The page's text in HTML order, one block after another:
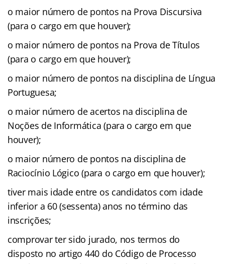
o maior número de pontos na Prova Discursiva
(para o cargo em que houver);
o maior número de pontos na Prova de Títulos
(para o cargo em que houver);
o maior número de pontos na disciplina de Língua
Portuguesa;
o maior número de acertos na disciplina de
Noções de Informática (para o cargo em que
houver);
o maior número de pontos na disciplina de
Raciocínio Lógico (para o cargo em que houver);
tiver mais idade entre os candidatos com idade
inferior a 60 (sessenta) anos no término das
inscrições;
comprovar ter sido jurado, nos termos do
disposto no artigo 440 do Código de Processo